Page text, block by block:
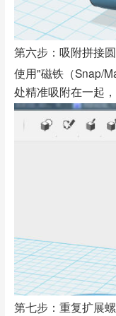
第六步：吸附拼接
使用"磁铁（Snap/
处精准吸附在一起
第七步：重复扩展